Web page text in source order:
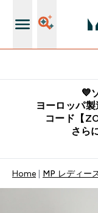
💙
ヨーロッパ
コード【
さら
Home MP レディー